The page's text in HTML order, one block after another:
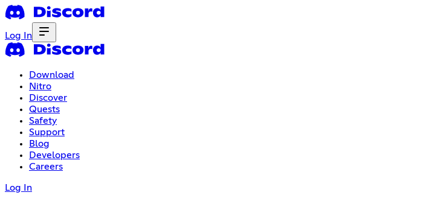
Log In
Download
Nitro
Discover
Quests
Safety
Support
Blog
Developers
Careers
Log In